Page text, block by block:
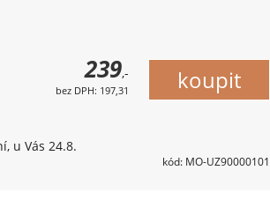
239,-
bez DPH: 197,31
u Vás 24.8.
kód: MO-UZ90000101